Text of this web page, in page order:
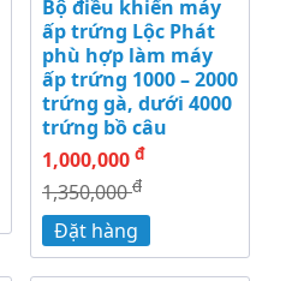
Bộ điều khiển máy
ấp trứng Lộc Phát
phù hợp làm máy
ấp trứng 1000 – 2000
trứng gà, dưới 4000
trứng bồ câu
1,000,000 đ
1,350,000đ
Đặt hàng